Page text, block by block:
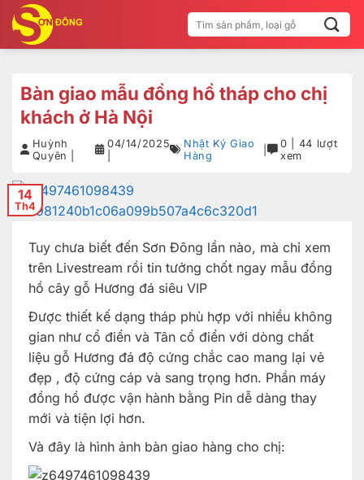
qua
nội
Tìm
kiếm:
Bàn giao mẫu đồng hồ tháp cho chị
khách ở Hà Nội
Huỳnh
Quyên |
04/14/2025
Nhật Ký Giao
Hàng
0 | 44 lượt
xem
14
Th4
Tuy chưa biết đến Sơn Đông lần nào, mà chỉ xem
trên Livestream rồi tin tưởng chốt ngay mẫu đồng
hồ cây gỗ Hương đá siêu VIP
Được thiết kế dạng tháp phù hợp với nhiều không
gian như cổ điển và Tân cổ điển với dòng chất
liệu gỗ Hương đá độ cứng chắc cao mang lại vẻ
đẹp , độ cứng cáp và sang trọng hơn. Phần máy
đồng hồ được vận hành bằng Pin dễ dàng thay
mới và tiện lợi hơn.
Và đây là hình ảnh bàn giao hàng cho chị: